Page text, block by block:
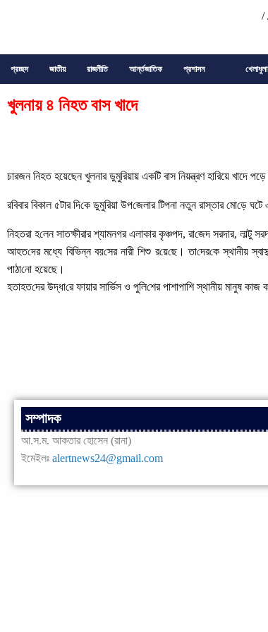
/
প্রচ্ছদ জাতীয় রাজনীতি আর্ন্তজাতিক প্রশাসন খেলাধুলা
খুলনায় ৪ নিহত বাস খাদে
চারজন নিহত হয়েছেন খুলনার ডুমুরিয়ায় একটি বাস নিয়ন্ত্রণ হারিয়ে
রবিবার বিকাল ৫টার দি‌কে ডুমু‌রিয়া উপ‌জেলার টিপনা নতুন রাস্তার মো‌ড়ে
‌নিহতরা হ‌লেন সাতক্ষীরার শ্যামনগর এলাকার কৃঞ্চপদ, রা‌জেদ সরদার, লাল্টু
আহত‌দের মধ্যে বি‌ভিন্ন বয়‌সের নারী শিশু র‌য়ে‌ছে। তা‌দের‌কে স্থানীয়
পাঠা‌নো হয়েছে।
হতাহত‌দের উদ্ধা‌রে ফায়ার সা‌র্ভিস ও পু‌লি‌শের পাশাপা‌শি স্থানীয় মানুষ কাজ
সম্পাদক
আ.স.ম. আকতার হোসেন (রানা)
ইমেইলঃ alertnews24@gmail.com